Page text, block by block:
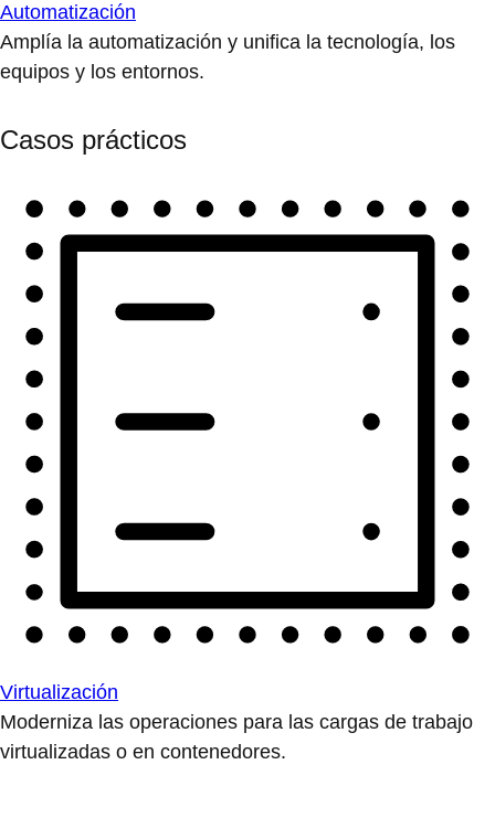
Automatización
Amplía la automatización y unifica la tecnología, los
equipos y los entornos.
Casos prácticos
Virtualización
Moderniza las operaciones para las cargas de trabajo
virtualizadas o en contenedores.